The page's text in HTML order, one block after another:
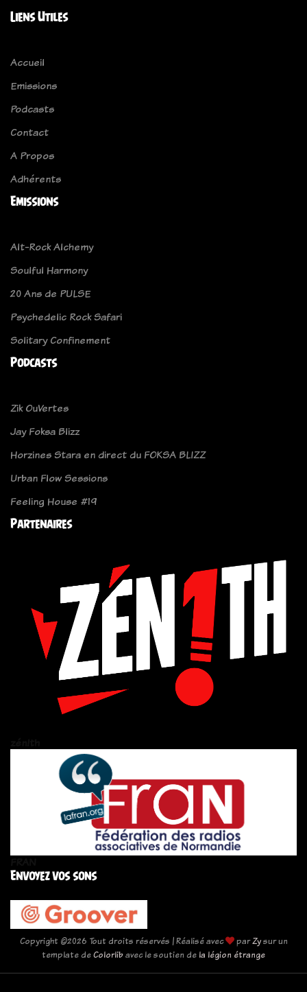
Liens Utiles
Accueil
Emissions
Podcasts
Contact
A Propos
Adhérents
Emissions
Alt-Rock Alchemy
Soulful Harmony
20 Ans de PULSE
Psychedelic Rock Safari
Solitary Confinement
Podcasts
Zik OuVertes
Jay Foksa Blizz
Horzines Stara en direct du FOKSA BLIZZ
Urban Flow Sessions
Feeling House #19
Partenaires
Envoyez vos sons
Copyright ©2026 Tout droits réservés | Réalisé avec parZysur un
template deColorlibavec le soutien de la légion étrange